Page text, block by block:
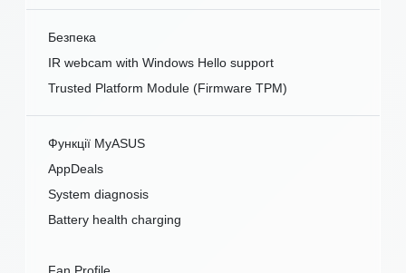
Безпека
IR webcam with Windows Hello support
Trusted Platform Module (Firmware TPM)
Функції MyASUS
AppDeals
System diagnosis
Battery health charging